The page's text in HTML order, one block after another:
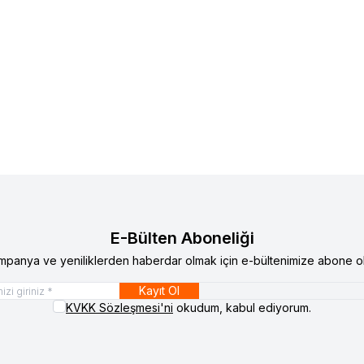
E-Bülten Aboneliği
ve yeniliklerden haberdar olmak için e-bültenimize abone
Kayıt Ol
KVKK Sözleşmesi'ni okudum, kabul ediyorum.